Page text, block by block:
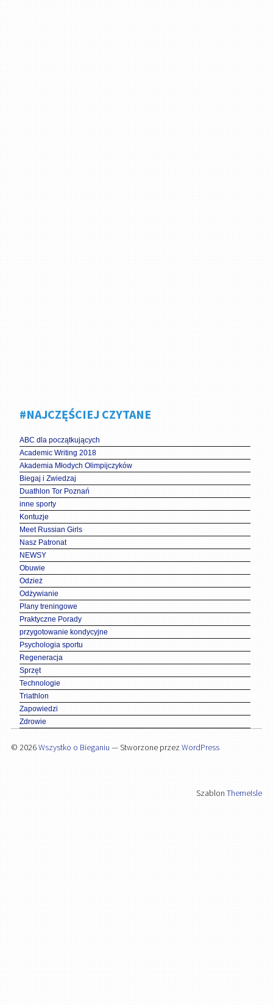
#NAJCZĘŚCIEJ CZYTANE
ABC dla początkujących
Academic Writing 2018
Akademia Młodych Olimpijczyków
Biegaj i Zwiedzaj
Duathlon Tor Poznań
inne sporty
Kontuzje
Meet Russian Girls
Nasz Patronat
NEWSY
Obuwie
Odzież
Odżywianie
Plany treningowe
Praktyczne Porady
przygotowanie kondycyjne
Psychologia sportu
Regeneracja
Sprzęt
Technologie
Triathlon
Zapowiedzi
Zdrowie
© 2026Wszystko o Bieganiu — Stworzone przezWordPress
SzablonThemeIsle